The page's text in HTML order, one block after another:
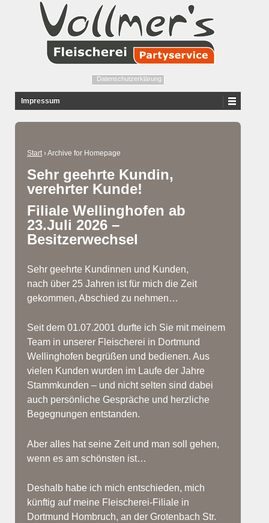
Datenschutzerklärung
Impressum
Start ›Archive for Homepage
Sehr geehrte Kundin,
verehrter Kunde!
Filiale Wellinghofen ab
23.Juli 2026 –
Besitzerwechsel
Sehr geehrte Kundinnen und Kunden,
nach über 25 Jahren ist für mich die Zeit
gekommen, Abschied zu nehmen…
Seit dem 01.07.2001 durfte ich Sie mit meinem
Team in unserer Fleischerei in Dortmund
Wellinghofen begrüßen und bedienen. Aus
vielen Kunden wurden im Laufe der Jahre
Stammkunden – und nicht selten sind dabei
auch persönliche Gespräche und herzliche
Begegnungen entstanden.
Aber alles hat seine Zeit und man soll gehen,
wenn es am schönsten ist…
Deshalb habe ich mich entschieden, mich
künftig auf meine Fleischerei-Filiale in
Dortmund Hombruch, an der Grotenbach Str.